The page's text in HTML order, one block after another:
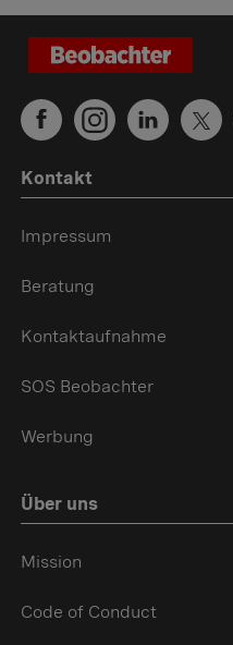
Kontakt
Impressum
Beratung
Kontaktaufnahme
SOS Beobachter
Werbung
Über uns
Mission
Code of Conduct